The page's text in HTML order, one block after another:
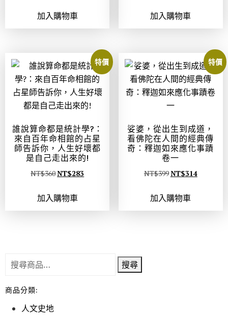
加入購物車 加入購物車
特價
誰說算命都是統計學?：
來自百年命相館的占星
師告訴你，人生好壞都
是自己走出來的!
NT$360 NT$283
加入購物車
特價
娑婆，從出生到成道，
看佛陀在人間的經典傳
奇：釋迦如來應化事蹟
卷一
NT$399 NT$314
加入購物車
搜尋
商品分類:
人文史地